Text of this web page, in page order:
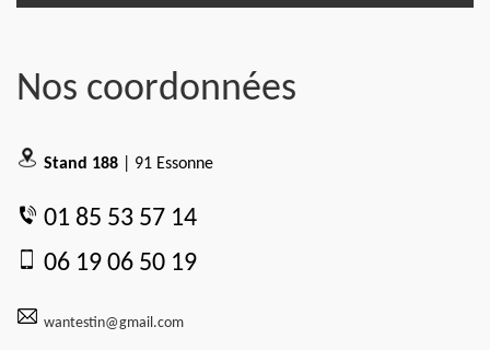
Nos coordonnées
Stand 188 | 91 Essonne
01 85 53 57 14
06 19 06 50 19
wantestin@gmail.com